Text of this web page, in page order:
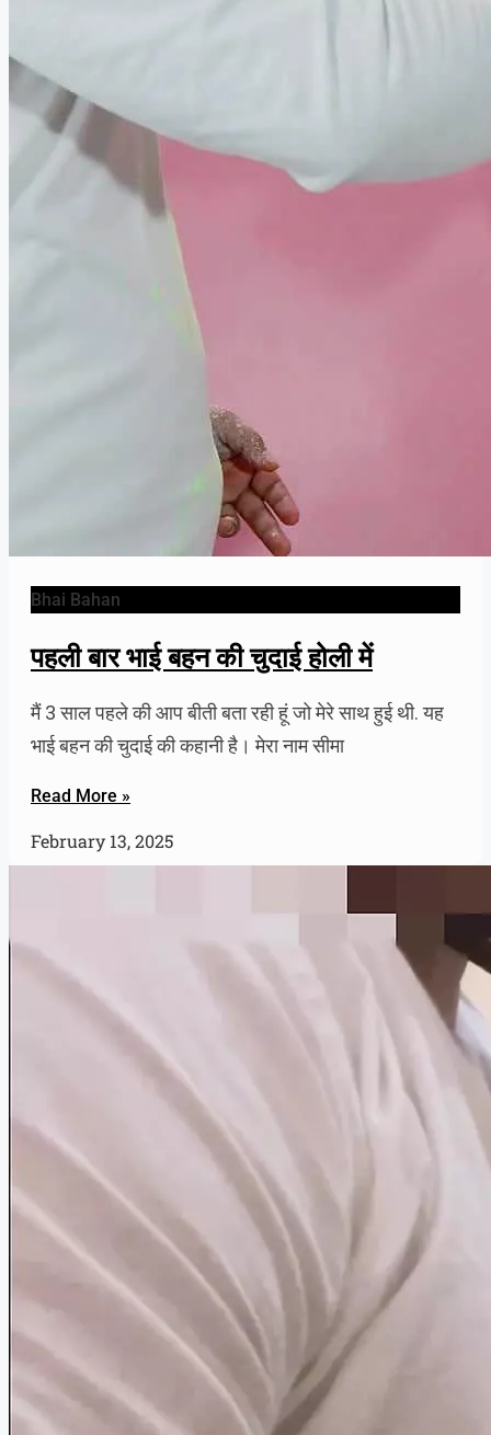
Bhai Bahan
पहली बार भाई बहन की चुदाई होली में
मैं 3 साल पहले की आप बीती बता रही हूं जो मेरे साथ हुई थी. यह
भाई बहन की चुदाई की कहानी है। मेरा नाम सीमा
Read More »
February 13, 2025